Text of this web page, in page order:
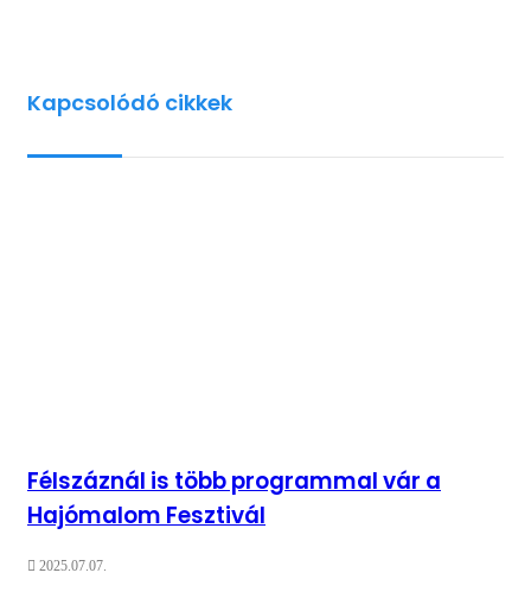
Kapcsolódó cikkek
Félszáznál is több programmal vár a
Hajómalom Fesztivál
2025.07.07.